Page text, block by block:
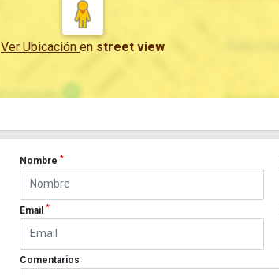
Ver Ubicación en street view
Nombre*
Email*
Comentarios